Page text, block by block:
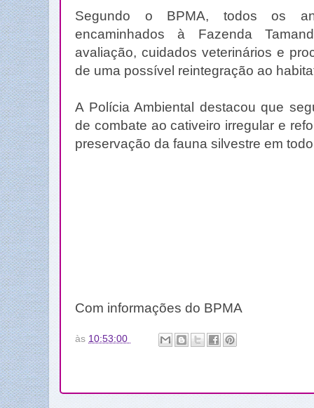
Segundo o BPMA, todos os
encaminhados à Fazenda
avaliação, cuidados veterinários e
de uma possível reintegração ao
A Polícia Ambiental destacou que
de combate ao cativeiro irregular e
preservação da fauna silvestre em
Com informações do BPMA
às 10:53:00